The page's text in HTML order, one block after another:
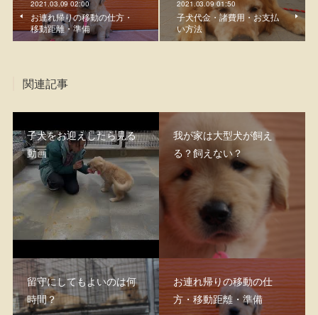
2021.03.09 02:00
お連れ帰りの移動の仕方・
移動距離・準備
2021.03.09 01:50
子犬代金・諸費用・お支払
い方法
関連記事
子犬をお迎えしたら見る
動画
我が家は大型犬が飼え
る？飼えない？
留守にしてもよいのは何
時間？
お連れ帰りの移動の仕
方・移動距離・準備